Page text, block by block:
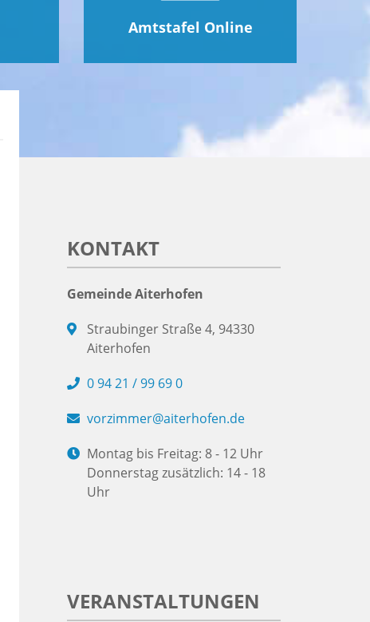
Amtstafel Online
KONTAKT
Gemeinde Aiterhofen
Straubinger Straße 4, 94330
Aiterhofen
0 94 21 / 99 69 0
vorzimmer@aiterhofen.de
Montag bis Freitag: 8 - 12 Uhr
Donnerstag zusätzlich: 14 - 18
Uhr
VERANSTALTUNGEN